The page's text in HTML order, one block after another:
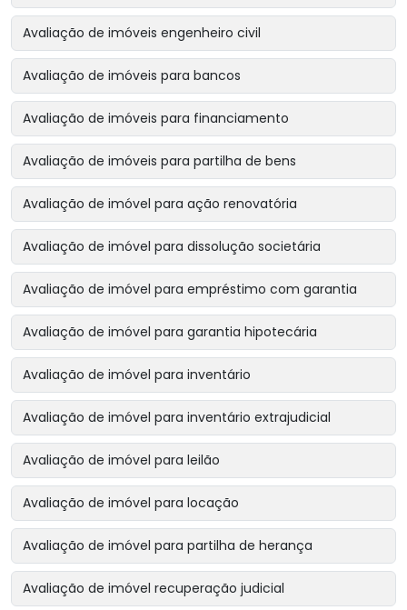
Avaliação de imóveis engenheiro civil
Avaliação de imóveis para bancos
Avaliação de imóveis para financiamento
Avaliação de imóveis para partilha de bens
Avaliação de imóvel para ação renovatória
Avaliação de imóvel para dissolução societária
Avaliação de imóvel para empréstimo com garantia
Avaliação de imóvel para garantia hipotecária
Avaliação de imóvel para inventário
Avaliação de imóvel para inventário extrajudicial
Avaliação de imóvel para leilão
Avaliação de imóvel para locação
Avaliação de imóvel para partilha de herança
Avaliação de imóvel recuperação judicial